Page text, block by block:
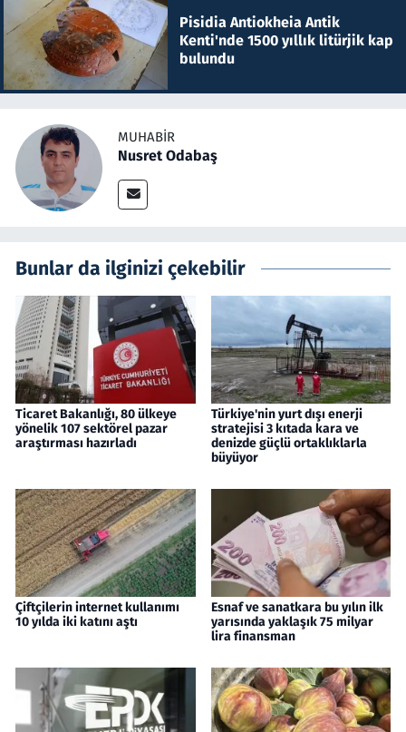
Pisidia Antiokheia Antik
Kenti'nde 1500 yıllık litürjik kap
bulundu
MUHABIR
Nusret Odabaş
Bunlar da ilginizi çekebilir
Ticaret Bakanlığı, 80 ülkeye
yönelik 107 sektörel pazar
araştırması hazırladı
Türkiye'nin yurt dışı enerji
stratejisi 3 kıtada kara ve
denizde güçlü ortaklıklarla
büyüyor
Çiftçilerin internet kullanımı
10 yılda iki katını aştı
Esnaf ve sanatkara bu yılın ilk
yarısında yaklaşık 75 milyar
lira finansman